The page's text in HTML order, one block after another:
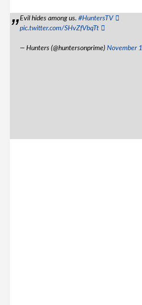
Evil hides among us. #HuntersTV
pic.twitter.com/SHvZfVbqTt
— Hunters (@huntersonprime) November